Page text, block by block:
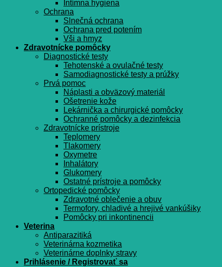
Intímna hygiena
Ochrana
Slnečná ochrana
Ochrana pred potením
Vši a hmyz
Zdravotnícke pomôcky
Diagnostické testy
Tehotenské a ovulačné testy
Samodiagnostické testy a prúžky
Prvá pomoc
Náplasti a obväzový materiál
Ošetrenie kože
Lekárnička a chirurgické pomôcky
Ochranné pomôcky a dezinfekcia
Zdravotnícke prístroje
Teplomery
Tlakomery
Oxymetre
Inhalátory
Glukomery
Ostatné prístroje a pomôcky
Ortopedické pomôcky
Zdravotné oblečenie a obuv
Termofory, chladivé a hrejivé vankúšiky
Pomôcky pri inkontinencii
Veterina
Antiparazitiká
Veterinárna kozmetika
Veterinárne doplnky stravy
Prihlásenie / Registrovať sa